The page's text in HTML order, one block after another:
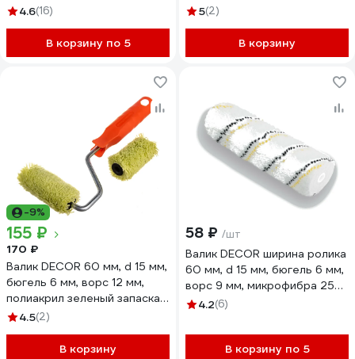
604v
4.6(16)
В корзину по 5
5(2)
В корзину
-9%
155 ₽
170 ₽
Валик DECOR 60 мм, d 15 мм,
бюгель 6 мм, ворс 12 мм,
полиакрил зеленый запаска,
ручка стандарт mini
4.5(2)
В корзину
58 ₽ /шт
Валик DECOR ширина ролика
60 мм, d 15 мм, бюгель 6 мм,
ворс 9 мм, микрофибра 250-
0050
4.2(6)
В корзину по 5